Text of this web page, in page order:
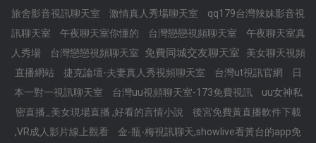
旅舍影音視訊聊天室
激情真人秀場聊天室
qq179台灣辣妹影音視
訊聊天室
午夜聊天室你懂的 台灣戀戀視頻聊天室
午夜聊天室真
人秀場
台灣戀戀視頻聊天室 免費同城交友聊天室
美女聊天視頻
直播網站
捷克論壇-夫妻真人秀視頻聊天室 台灣ut視訊官網
日
本一對一視訊聊天室
台灣uu視頻聊天室-173免費視訊
uu女神私
密直播_美女現場直播 ,好看的言情小說
後宮免費黃直播軟件下載
,VR成人影片線上觀看
金-瓶-梅視訊聊天,showlive看黃台的app免